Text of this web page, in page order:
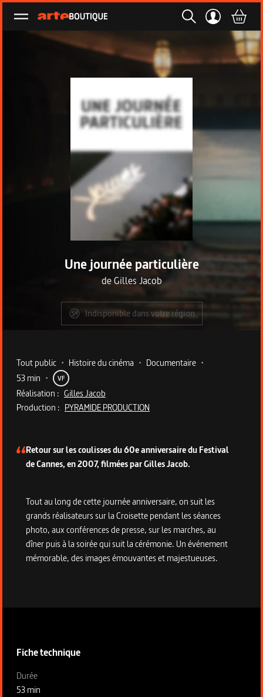
Ouvrir le menu
Une journée particulière
deGilles Jacob
Indisponible dans votre région
Metadata du programme
Tout public • Histoire du cinéma • Documentaire •
53 min • VF
Réalisation : Gilles Jacob
Production : PYRAMIDE PRODUCTION
Retour sur les coulisses du 60e anniversaire du Festival
de Cannes, en 2007, filmées par Gilles Jacob.
Tout au long de cette journée anniversaire, on suit les
grands réalisateurs sur la Croisette pendant les séances
photo, aux conférences de presse, sur les marches, au
dîner puis à la soirée qui suit la cérémonie. Un événement
mémorable, des images émouvantes et majestueuses.
Fiche technique
Fiche technique section gauche
Durée
53 min